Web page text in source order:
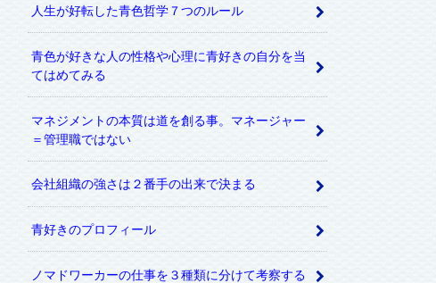
人生が好転した青色哲学７つのルール
青色が好きな人の性格や心理に青好きの自分を当
てはめてみる
マネジメントの本質は道を創る事。マネージャー
＝管理職ではない
会社組織の強さは２番手の出来で決まる
青好きのプロフィール
ノマドワーカーの仕事を３種類に分けて考察する